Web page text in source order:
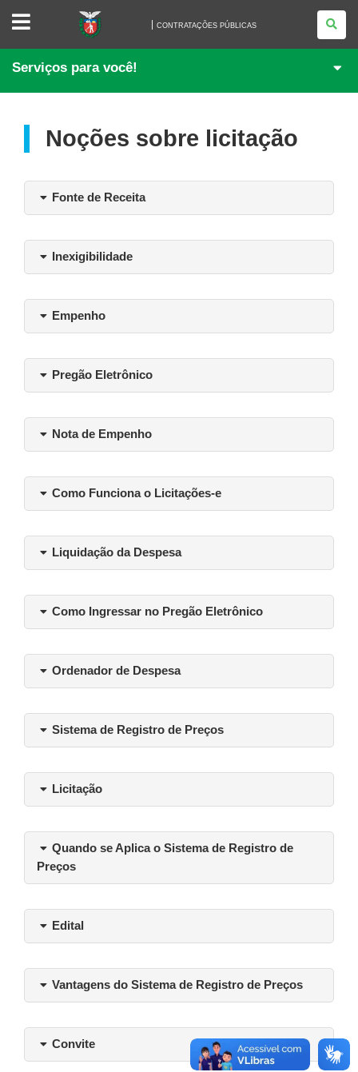
CONTRATAÇÕES
PÚBLICAS
CONTRATAÇÕES PÚBLICAS
Serviços para você!
Noções sobre licitação
Fonte de Receita
Inexigibilidade
Empenho
Pregão Eletrônico
Nota de Empenho
Como Funciona o Licitações-e
Liquidação da Despesa
Como Ingressar no Pregão Eletrônico
Ordenador de Despesa
Sistema de Registro de Preços
Licitação
Quando se Aplica o Sistema de Registro de
Preços
Edital
Vantagens do Sistema de Registro de Preços
Convite